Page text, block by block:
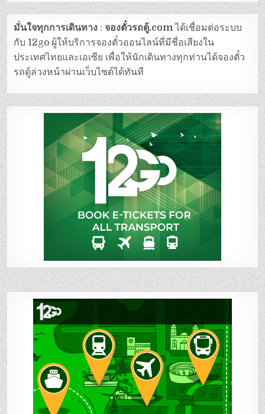
มั่นใจทุกการเดินทาง :จองตั๋วรถตู้.comได้เชื่อมต่อระบบ
กับ 12go ผู้ให้บริการจองตั๋วออนไลน์ที่มีชื่อเสียงใน
ประเทศไทยและเอเซีย เพื่อให้นักเดินทางทุกท่านได้จองตั๋ว
รถตู้ล่วงหน้าผ่านเว็บไซต์ได้ทันที